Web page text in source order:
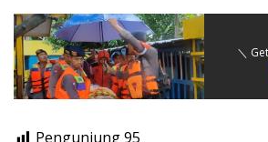
＼
Pengunjung95